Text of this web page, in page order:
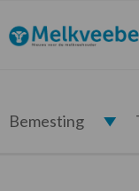
de
hoofdnavigatie
de
hoofd
de
eerste
de
voettekst
Melkveebedrijf.nl
Bemesting